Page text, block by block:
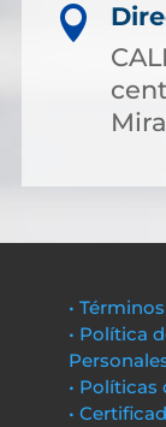

•
• Política
•
•